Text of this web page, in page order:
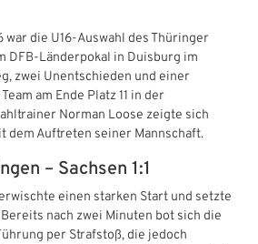
war die U16‑Auswahl des Thüringer
DFB‑Länderpokal in Duisburg im
zwei Unentschieden und einer
am Ende Platz 11 in der
Norman Loose zeigte sich
dem Auftreten seiner Mannschaft.
– Sachsen 1:1
einen starken Start und setzte
nach zwei Minuten bot sich die
per Strafstoß, die jedoch